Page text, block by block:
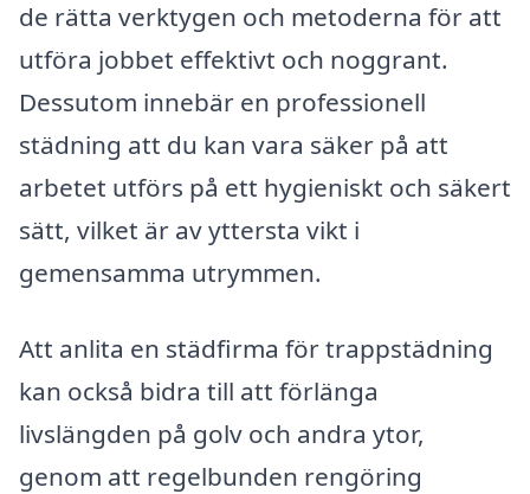
de rätta verktygen och metoderna för att
utföra jobbet effektivt och noggrant.
Dessutom innebär en professionell
städning att du kan vara säker på att
arbetet utförs på ett hygieniskt och säkert
sätt, vilket är av yttersta vikt i
gemensamma utrymmen.
Att anlita en städfirma för trappstädning
kan också bidra till att förlänga
livslängden på golv och andra ytor,
genom att regelbunden rengöring